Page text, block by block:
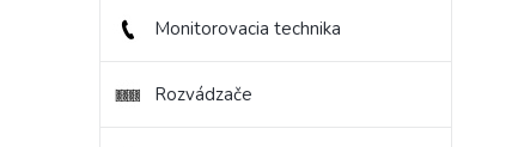
Monitorovacia technika
Rozvádzače